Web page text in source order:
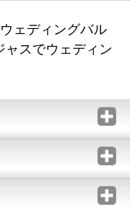
ェディングバル
スでウェディン